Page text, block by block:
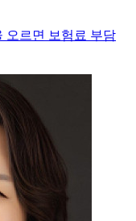
오르면 보험료 부담